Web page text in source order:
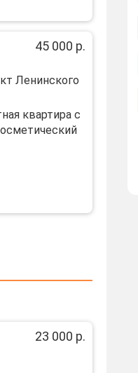
45 000 р.
Ленинского
квартира с
23 000 р.